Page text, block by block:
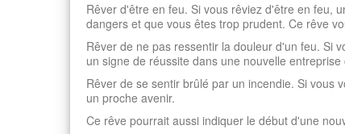
Rêver d'être en feu. Si vous rêviez d'être en feu,
dangers et que vous êtes trop prudent. Ce rêve
Rêver de ne pas ressentir la douleur d'un feu. Si
un signe de réussite dans une nouvelle entreprise
Rêver de se sentir brûlé par un incendie. Si vous
un proche avenir.
Ce rêve pourrait aussi indiquer le début d'une